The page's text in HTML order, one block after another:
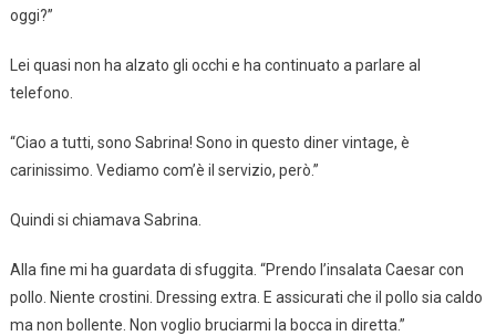
oggi?”
Lei quasi non ha alzato gli occhi e ha continuato a parlare al
telefono.
“Ciao a tutti, sono Sabrina! Sono in questo diner vintage, è
carinissimo. Vediamo com’è il servizio, però.”
Quindi si chiamava Sabrina.
Alla fine mi ha guardata di sfuggita. “Prendo l’insalata Caesar con
pollo. Niente crostini. Dressing extra. E assicurati che il pollo sia caldo
ma non bollente. Non voglio bruciarmi la bocca in diretta.”